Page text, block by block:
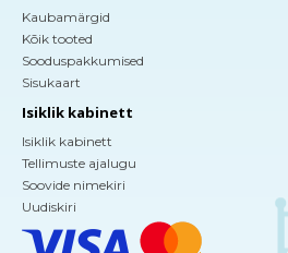
Kaubamärgid
Kõik tooted
Sooduspakkumised
Sisukaart
Isiklik kabinett
Isiklik kabinett
Tellimuste ajalugu
Soovide nimekiri
Uudiskiri